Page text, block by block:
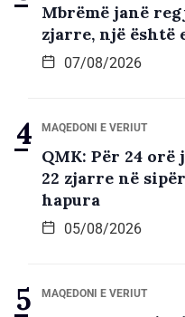
Mbrëmë janë
zjarre, një është
07/08/2026
MAQEDONI E VERIUT
QMK: Për 24 orë
22 zjarre në
hapura
05/08/2026
MAQEDONI E VERIUT